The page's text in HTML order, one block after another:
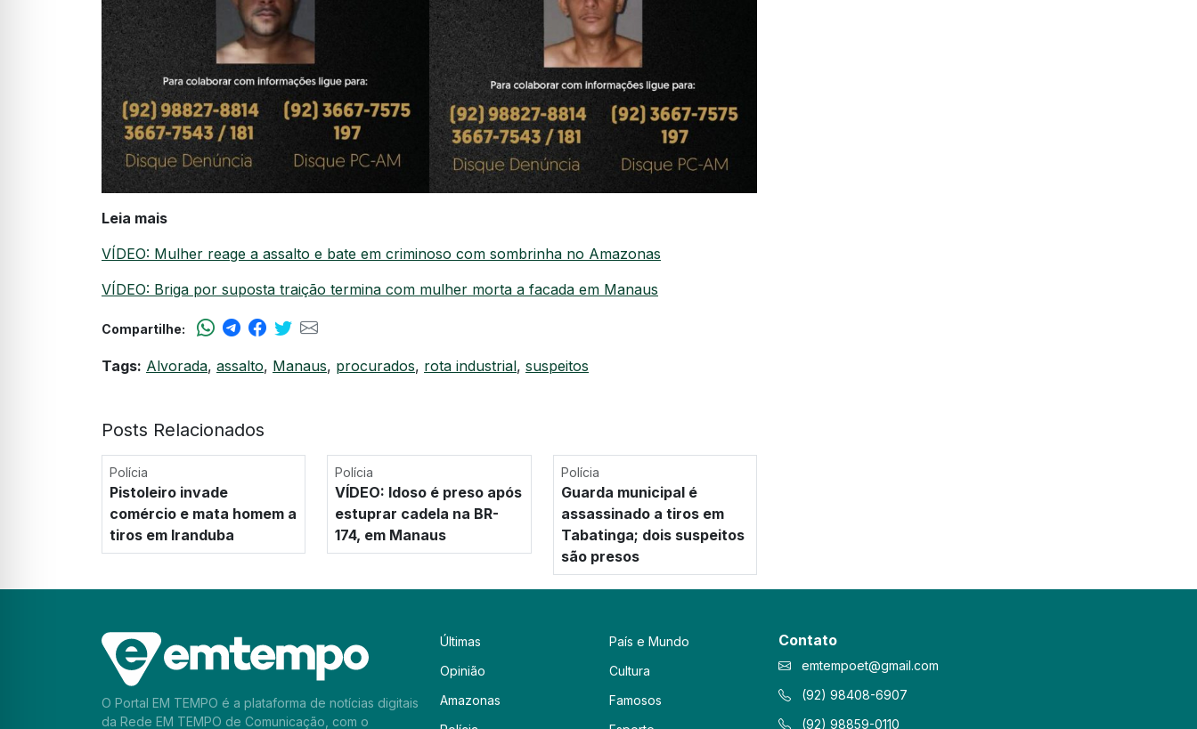
Leia mais
VÍDEO: Mulher reage a assalto e bate em criminoso com sombrinha no Amazonas
VÍDEO: Briga por suposta traição termina com mulher morta a facada em Manaus
Compartilhe:
Tags: Alvorada, assalto, Manaus, procurados, rota industrial, suspeitos
Posts Relacionados
Polícia
Pistoleiro invade
comércio e mata homem a
tiros em Iranduba
Polícia
VÍDEO: Idoso é preso após
estuprar cadela na BR-
174, em Manaus
Polícia
Guarda municipal é
assassinado a tiros em
Tabatinga; dois suspeitos
são presos
O Portal EM TEMPO é a plataforma de notícias digitais
da Rede EM TEMPO de Comunicação, com o
Últimas
Opinião
Amazonas
País e Mundo
Cultura
Famosos
Contato
emtempoet@gmail.com
(92) 98408-6907
(92) 98859-0110